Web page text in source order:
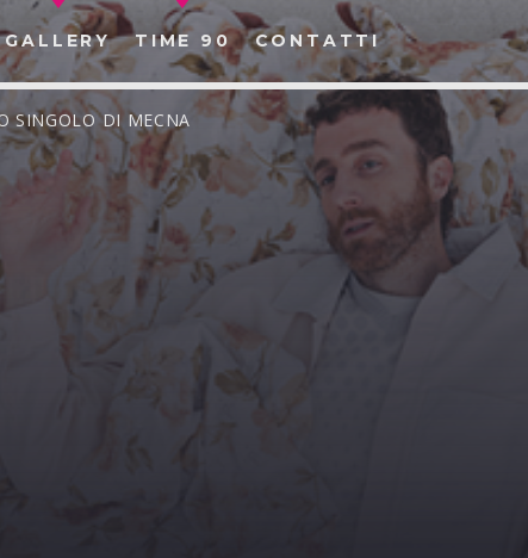
GALLERY TIME 90 CONTATTI
CERCA NEL SITO WEB:
SINGOLO DI MECNA